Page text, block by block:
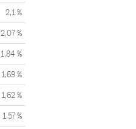
2,1 %
2,07 %
1,84 %
1,69 %
1,62 %
1,57 %